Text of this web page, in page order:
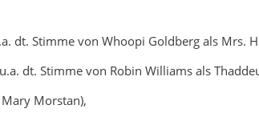
dt. Stimme von Whoopi Goldberg als Mrs.
dt. Stimme von Robin Williams als
Mary Morstan),